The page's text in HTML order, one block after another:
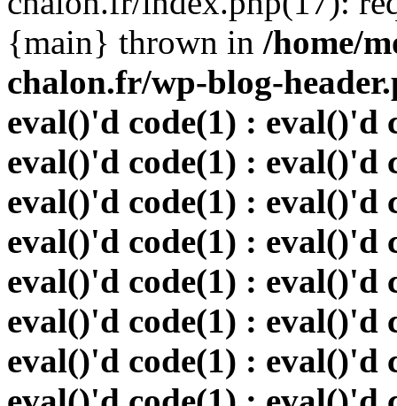
{main} thrown in /home/
chalon.fr/wp-blog-
eval()'d code(1) : eval()'d
eval()'d code(1) : eval()'d
eval()'d code(1) : eval()'d
eval()'d code(1) : eval()'d
eval()'d code(1) : eval()'d
eval()'d code(1) : eval()'d
eval()'d code(1) : eval()'d